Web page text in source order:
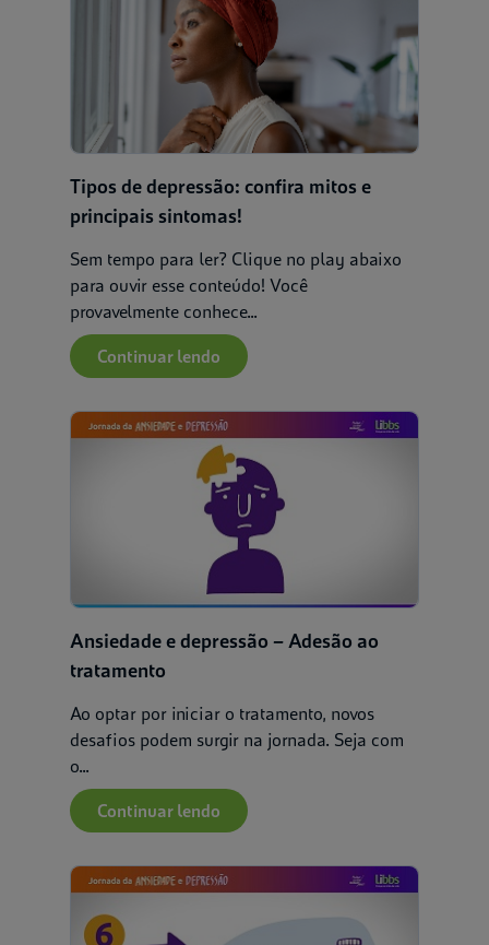
Tipos de depressão: confira mitos e
principais sintomas!
Sem tempo para ler? Clique no play abaixo
para ouvir esse conteúdo! Você
provavelmente conhece...
Continuar lendo
Ansiedade e depressão – Adesão ao
tratamento
Ao optar por iniciar o tratamento, novos
desafios podem surgir na jornada. Seja com
o...
Continuar lendo